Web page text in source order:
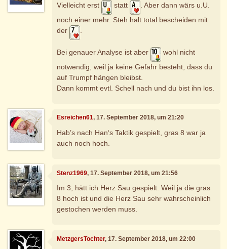
Vielleicht erst
statt
. Aber dann wärs u.U.
noch einer mehr. Steh halt total bescheiden mit
der
Bei genauer Analyse ist aber
wohl nicht
notwendig, weil ja keine Gefahr besteht, dass du
auf Trumpf hängen bleibst.
Dann kommt evtl. Schell nach und du bist ihn los.
Esreichen61, 17. September 2018, um 21:20
Hab’s nach Han‘s Taktik gespielt, gras 8 war ja
auch noch hoch.
Stenz1969, 17. September 2018, um 21:56
Im 3, hätt ich Herz Sau gespielt. Weil ja die gras
8 hoch ist und die Herz Sau sehr wahrscheinlich
gestochen werden muss.
MetzgersTochter, 17. September 2018, um 22:00